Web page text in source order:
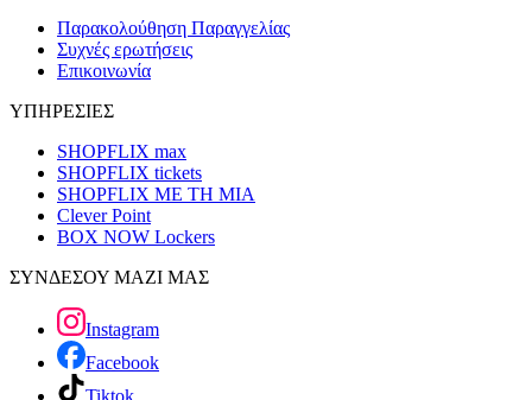
Παρακολούθηση Παραγγελίας
Συχνές ερωτήσεις
Επικοινωνία
ΥΠΗΡΕΣΙΕΣ
SHOPFLIX max
SHOPFLIX tickets
SHOPFLIX ΜΕ ΤΗ ΜΙΑ
Clever Point
BOX NOW Lockers
ΣΥΝΔΕΣΟΥ ΜΑΖΙ ΜΑΣ
Instagram
Facebook